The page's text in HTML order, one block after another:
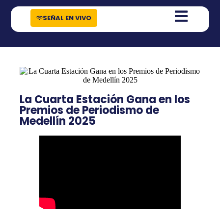
contenido
SEÑAL EN VIVO
La Cuarta Estación Gana en los
Premios de Periodismo de
Medellín 2025